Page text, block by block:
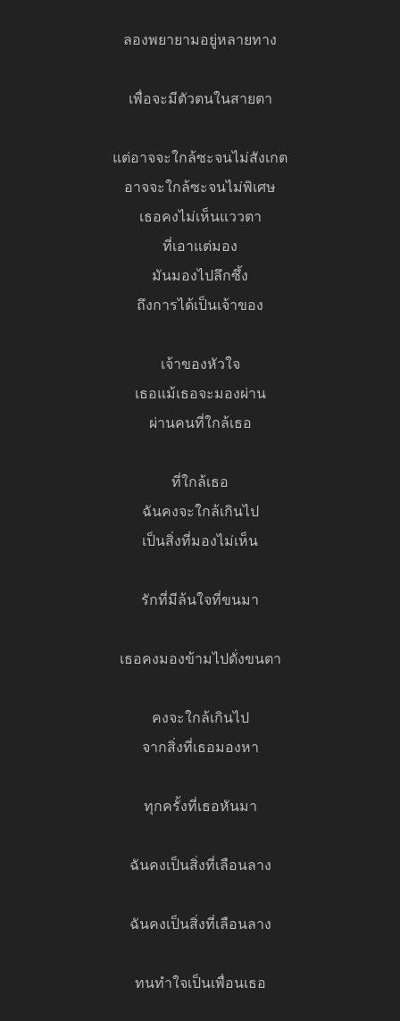
ลองพยายามอยู่หลายทาง
เพื่อจะมีตัวตนในสายตา
แต่อาจจะใกล้ซะจนไม่สังเกต
อาจจะใกล้ซะจนไม่พิเศษ
เธอคงไม่เห็นแววตา
ที่เอาแต่มอง
มันมองไปลึกซึ้ง
ถึงการได้เป็นเจ้าของ
เจ้าของหัวใจ
เธอแม้เธอจะมองผ่าน
ผ่านคนที่ใกล้เธอ
ที่ใกล้เธอ
ฉันคงจะใกล้เกินไป
เป็นสิ่งที่มองไม่เห็น
รักที่มีล้นใจที่ขนมา
เธอคงมองข้ามไปดั่งขนตา
คงจะใกล้เกินไป
จากสิ่งที่เธอมองหา
ทุกครั้งที่เธอหันมา
ฉันคงเป็นสิ่งที่เลือนลาง
ฉันคงเป็นสิ่งที่เลือนลาง
ทนทำใจเป็นเพื่อนเธอ